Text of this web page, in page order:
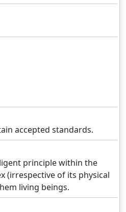
accepted standards.
principle within the
(irrespective of its physical
living beings.